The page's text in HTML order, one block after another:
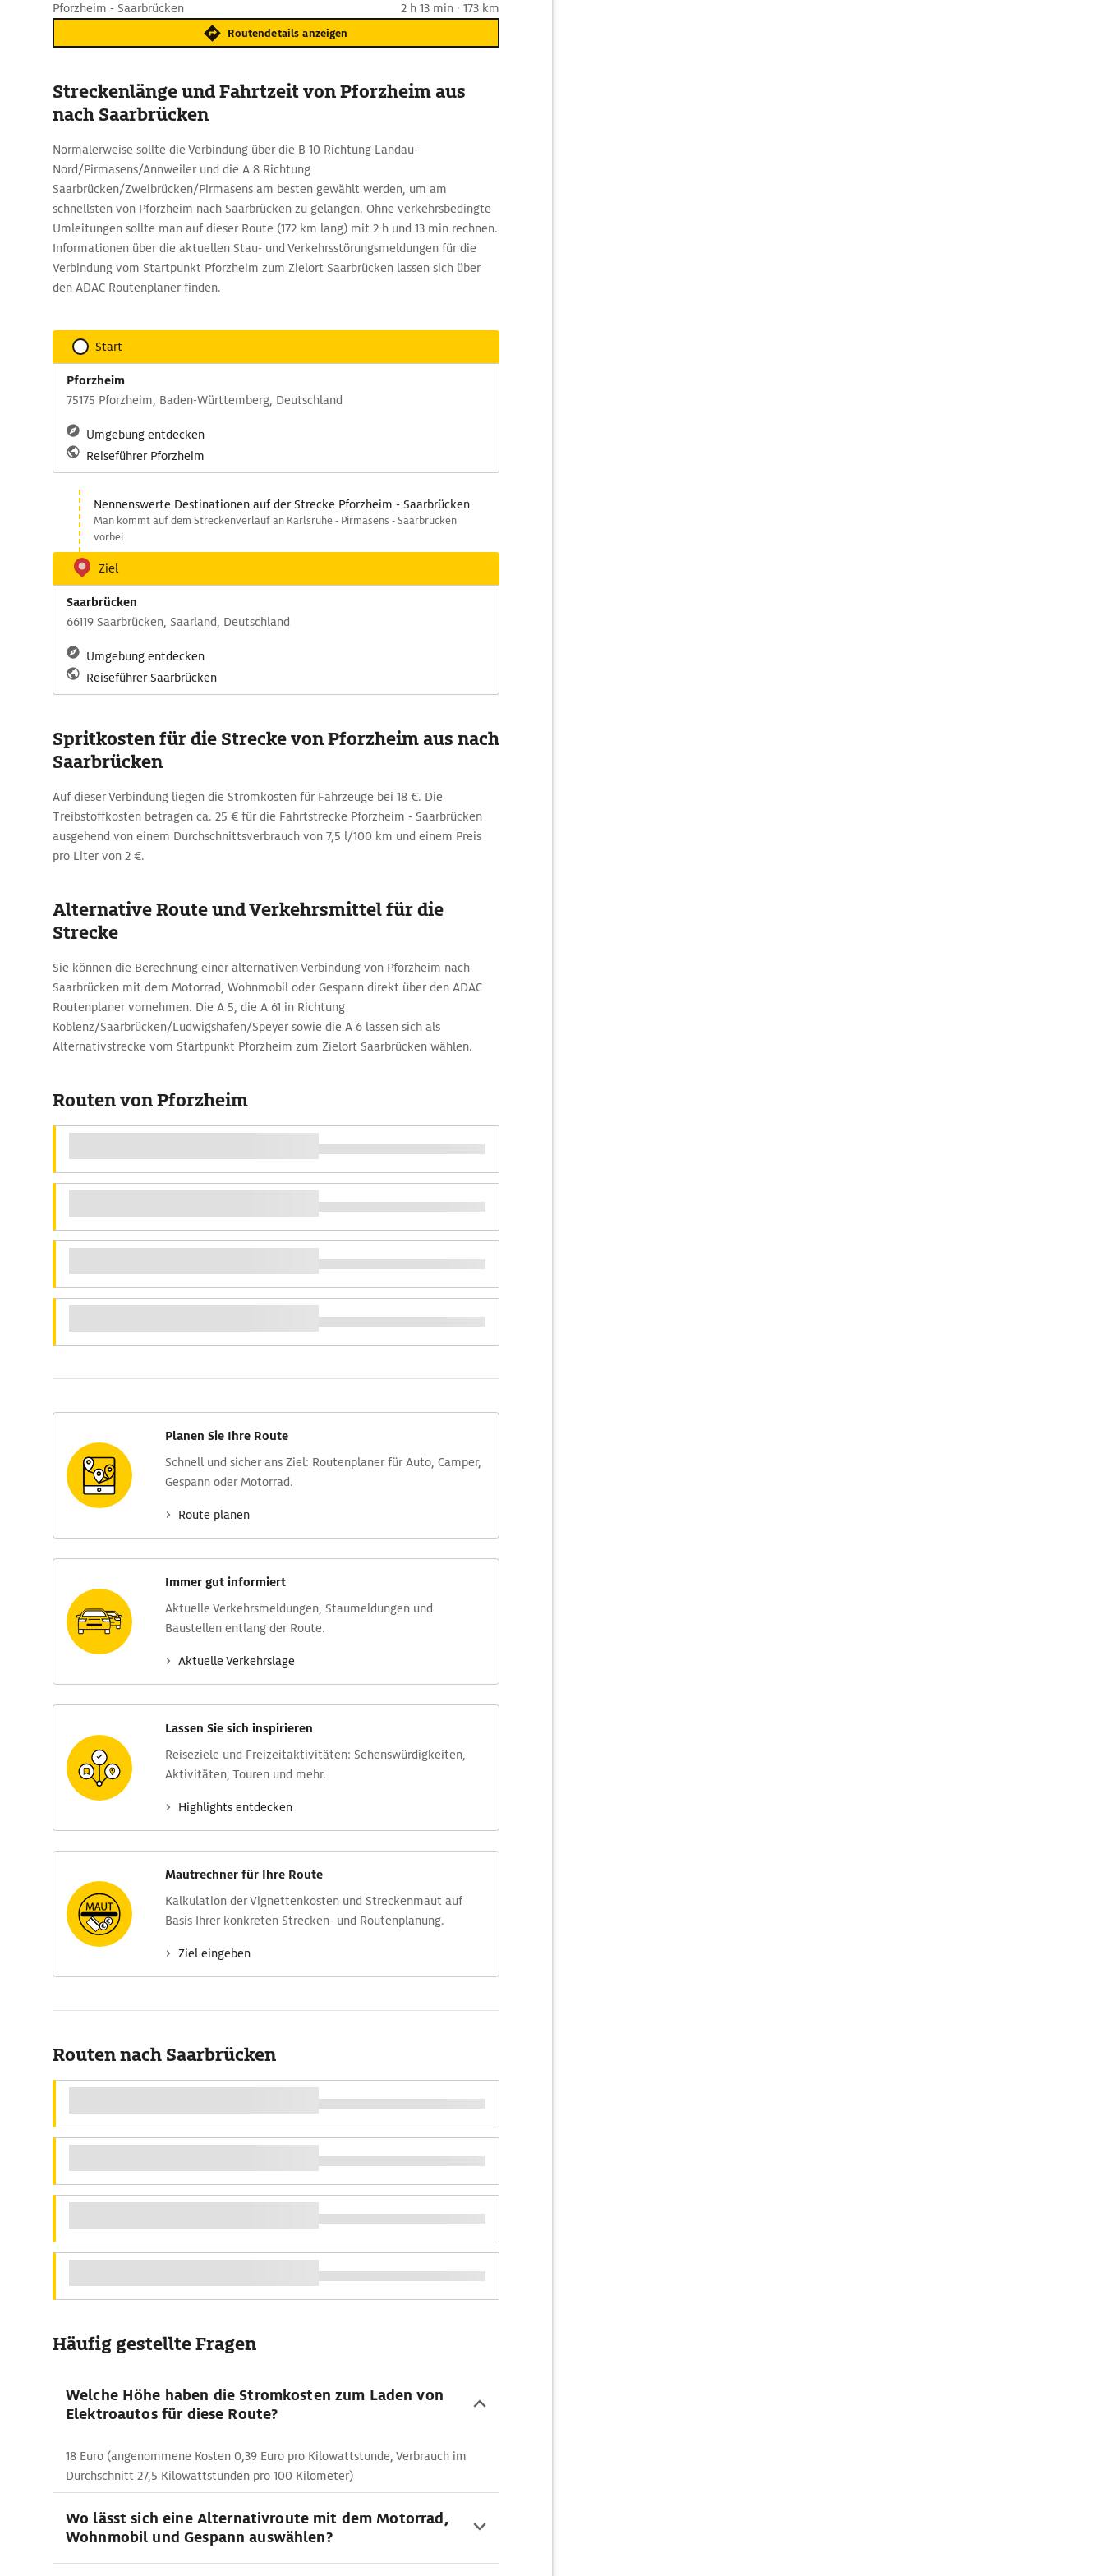
Pforzheim - Saarbrücken 2 h 13 min · 173 km
Routendetails anzeigen
Streckenlänge und Fahrtzeit von Pforzheim aus
nach Saarbrücken
Normalerweise sollte die Verbindung über die B 10 Richtung Landau-
Nord/Pirmasens/Annweiler und die A 8 Richtung
Saarbrücken/Zweibrücken/Pirmasens am besten gewählt werden, um am
schnellsten von Pforzheim nach Saarbrücken zu gelangen. Ohne verkehrsbedingte
Umleitungen sollte man auf dieser Route (172 km lang) mit 2 h und 13 min rechnen.
Informationen über die aktuellen Stau- und Verkehrsstörungsmeldungen für die
Verbindung vom Startpunkt Pforzheim zum Zielort Saarbrücken lassen sich über
den ADAC Routenplaner finden.
Start
Pforzheim
75175 Pforzheim, Baden-Württemberg, Deutschland
Umgebung entdecken
Reiseführer Pforzheim
Nennenswerte Destinationen auf der Strecke Pforzheim - Saarbrücken
Man kommt auf dem Streckenverlauf an Karlsruhe - Pirmasens - Saarbrücken
vorbei.
Ziel
Saarbrücken
66119 Saarbrücken, Saarland, Deutschland
Umgebung entdecken
Reiseführer Saarbrücken
Spritkosten für die Strecke von Pforzheim aus nach
Saarbrücken
Auf dieser Verbindung liegen die Stromkosten für Fahrzeuge bei 18 €. Die
Treibstoffkosten betragen ca. 25 € für die Fahrtstrecke Pforzheim - Saarbrücken
ausgehend von einem Durchschnittsverbrauch von 7,5 l/100 km und einem Preis
pro Liter von 2 €.
Alternative Route und Verkehrsmittel für die
Strecke
Sie können die Berechnung einer alternativen Verbindung von Pforzheim nach
Saarbrücken mit dem Motorrad, Wohnmobil oder Gespann direkt über den ADAC
Routenplaner vornehmen. Die A 5, die A 61 in Richtung
Koblenz/Saarbrücken/Ludwigshafen/Speyer sowie die A 6 lassen sich als
Alternativstrecke vom Startpunkt Pforzheim zum Zielort Saarbrücken wählen.
Routen von Pforzheim
Planen Sie Ihre Route
Schnell und sicher ans Ziel: Routen­planer für Auto, Camper,
Gespann oder Motorrad.
Route planen
Immer gut informiert
Aktuelle Verkehrs­meldungen, Stau­meldungen und
Baustellen entlang der Route.
Aktuelle Verkehrs­lage
Lassen Sie sich inspirieren
Reise­ziele und Freizeit­aktivitäten: Sehens­würdig­keiten,
Aktivitäten, Touren und mehr.
Highlights entdecken
Mautrechner für Ihre Route
Kalkulation der Vignettenkosten und Streckenmaut auf
Basis Ihrer konkreten Strecken- und Routenplanung.
Ziel eingeben
Routen nach Saarbrücken
Häufig gestellte Fragen
Welche Höhe haben die Stromkosten zum Laden von
Elektroautos für diese Route?
18 Euro (angenommene Kosten 0,39 Euro pro Kilowattstunde, Verbrauch im
Durchschnitt 27,5 Kilowattstunden pro 100 Kilometer)
Wo lässt sich eine Alternativroute mit dem Motorrad,
Wohnmobil und Gespann auswählen?